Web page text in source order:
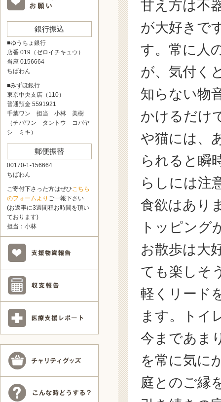
甘え方は不
が大好きで
す。常に人
が、気付く
知らない物
かけるだけ
や猫には、
られると瞬
らしには注
食欲はあり
トッピング
お散歩は大
ても楽しそ
軽くリード
ます。トイ
今まであま
を常に気に
庭とのご縁
銀行振込
■ゆうちょ銀行
店番 019（ゼロイチキュウ）
当座 0156664
ちばわん
■みずほ銀行
東京中央支店（110）
普通預金 5591921
千葉ワン 担当 小林 美樹
（チバワン タントウ コバヤ
シ ミキ）
郵便振替
00170-1-156664
ちばわん
ご寄付下さった方はぜひこちら
のフォームより ご一報下さい
(お返事に3週間程お時間を頂い
ております)
担当：小林